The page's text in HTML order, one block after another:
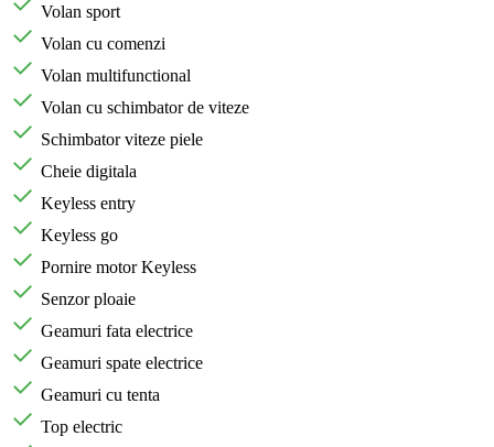
Volan sport
Volan cu comenzi
Volan multifunctional
Volan cu schimbator de viteze
Schimbator viteze piele
Cheie digitala
Keyless entry
Keyless go
Pornire motor Keyless
Senzor ploaie
Geamuri fata electrice
Geamuri spate electrice
Geamuri cu tenta
Top electric